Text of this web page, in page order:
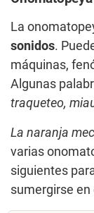
La
sonidos.
máquinas,
Algunas
traqueteo,
La naranja
varias
siguientes
sumergirse en